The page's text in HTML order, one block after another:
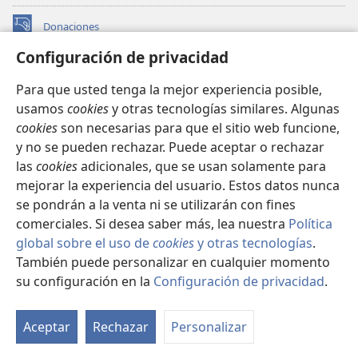
Configuración de privacidad
Para que usted tenga la mejor experiencia posible,
usamos cookiesy otras tecnologías similares. Algunas
cookiesson necesarias para que el sitio web funcione,
y no se pueden rechazar. Puede aceptar o rechazar
las cookiesadicionales, que se usan solamente para
mejorar la experiencia del usuario. Estos datos nunca
se pondrán a la venta ni se utilizarán con fines
comerciales. Si desea saber más, lea nuestra Política
global sobre el uso decookiesy otras tecnologías.
También puede personalizar en cualquier momento
su configuración en la Configuración de privacidad.
Aceptar Rechazar Personalizar
estas calamidades porque Dios no está entre
nosotros?’.
cometieron al seguir a otros dioses.
19 ”Ahora escriban esta canción
y enséñensela
a los israelitas. + Hagan que se la aprendan * para
que esta canción me sirva de testigo contra el pueblo
de Israel. + 20 Cuando los lleve a la tierra que juré
darles a sus antepasados + —una tierra que rebosa
de leche y miel— + y ellos coman hasta quedar
satisfechos y prosperen, * + entonces seguirán a
otros dioses para servirles, me tratarán con falta de
respeto y romperán mi pacto.
21
Cuando pasen
muchas calamidades y sufrimientos,
esta canción
que han desarrollado
Donaciones
(abre
una
nueva BIBLIOTECA EN LÍNEA Watchtower™
una
nueva
ventana)
JW Hub
(abre
una
nueva
ventana)
JW Library
Watchtower Library
Copyright© 2026 Watch Tower Bible and Tract Society of Pennsylvania.
CONDICIONES DE USO|POLÍTICA DE PRIVACIDAD|
CONFIGURACIÓN DE PRIVACIDAD